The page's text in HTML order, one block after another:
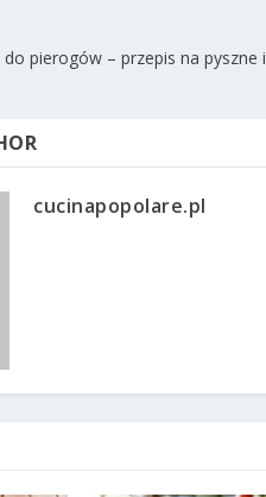
pierogów – przepis na pyszne i
cucinapopolare.pl